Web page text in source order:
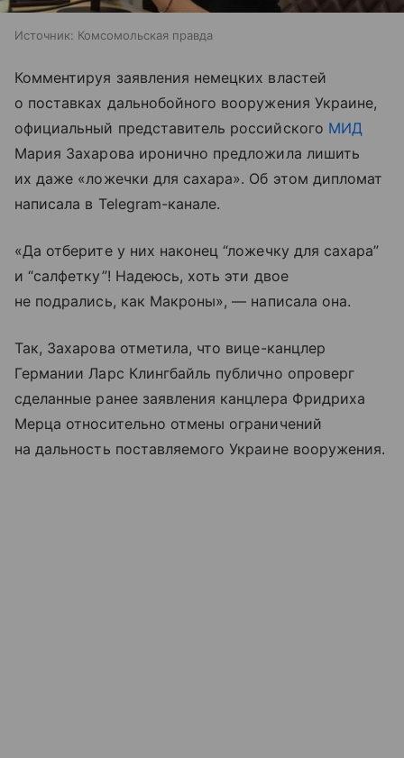
Источник: Комсомольская правда
Комментируя заявления немецких властей
о поставках дальнобойного вооружения Украине,
официальный представитель российского МИД
Мария Захарова иронично предложила лишить
их даже «ложечки для сахара». Об этом дипломат
написала в Telegram-канале.
«Да отберите у них наконец “ложечку для сахара”
и “салфетку”! Надеюсь, хоть эти двое
не подрались, как Макроны», — написала она.
Так, Захарова отметила, что вице-канцлер
Германии Ларс Клингбайль публично опроверг
сделанные ранее заявления канцлера Фридриха
Мерца относительно отмены ограничений
на дальность поставляемого Украине вооружения.